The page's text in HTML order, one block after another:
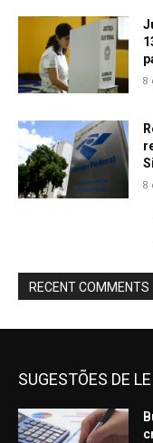
8
8
RECENT COMMENTS
SUGESTÕES DE